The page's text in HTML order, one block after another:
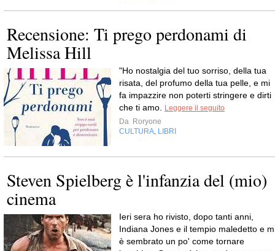
Recensione: Ti prego perdonami di
Melissa Hill
"Ho nostalgia del tuo sorriso, della tua
risata, del profumo della tua pelle, e mi
fa impazzire non poterti stringere e dirti
che ti amo.
Leggere il seguito
Da Roryone
CULTURA LIBRI
Steven Spielberg è l'infanzia del (mio)
cinema
Ieri sera ho rivisto, dopo tanti anni,
Indiana Jones e il tempio maledetto e
è sembrato un po' come tornare